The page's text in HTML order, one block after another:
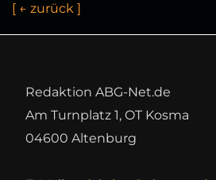
[ ← zurück ]
Redaktion ABG-Net.de
Am Turnplatz 1, OT Kosma
04600 Altenburg